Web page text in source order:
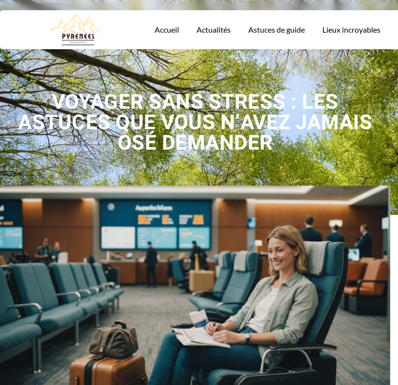
Accueil Actualités Astuces de guide Lieux incroyables
VOYAGER SANS STRESS : LES
ASTUCES QUE VOUS N’AVEZ JAMAIS
OSÉ DEMANDER